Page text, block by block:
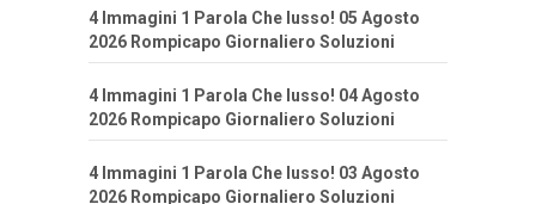
4 Immagini 1 Parola Che lusso! 05 Agosto
2026 Rompicapo Giornaliero Soluzioni
4 Immagini 1 Parola Che lusso! 04 Agosto
2026 Rompicapo Giornaliero Soluzioni
4 Immagini 1 Parola Che lusso! 03 Agosto
2026 Rompicapo Giornaliero Soluzioni